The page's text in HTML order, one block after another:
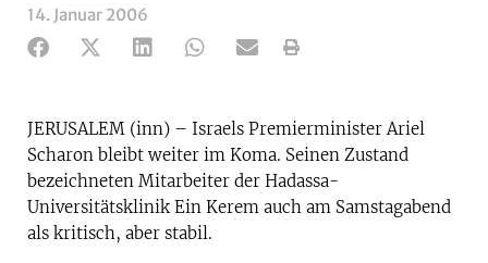
14. Januar 2006
JERUSALEM (inn) – Israels Premierminister Ariel
Scharon bleibt weiter im Koma. Seinen Zustand
bezeichneten Mitarbeiter der Hadassa-
Universitätsklinik Ein Kerem auch am Samstagabend
als kritisch, aber stabil.